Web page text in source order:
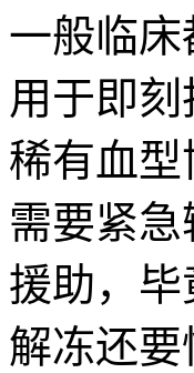
一般临
用于即
稀有血
需要紧
援助，
解冻还要